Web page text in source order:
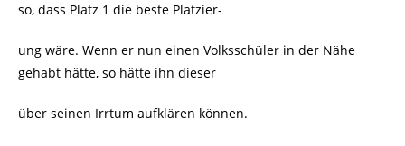
so, dass Platz 1 die beste Platzier-
ung wäre. Wenn er nun einen Volksschüler in der Nähe
gehabt hätte, so hätte ihn dieser
über seinen Irrtum aufklären können.